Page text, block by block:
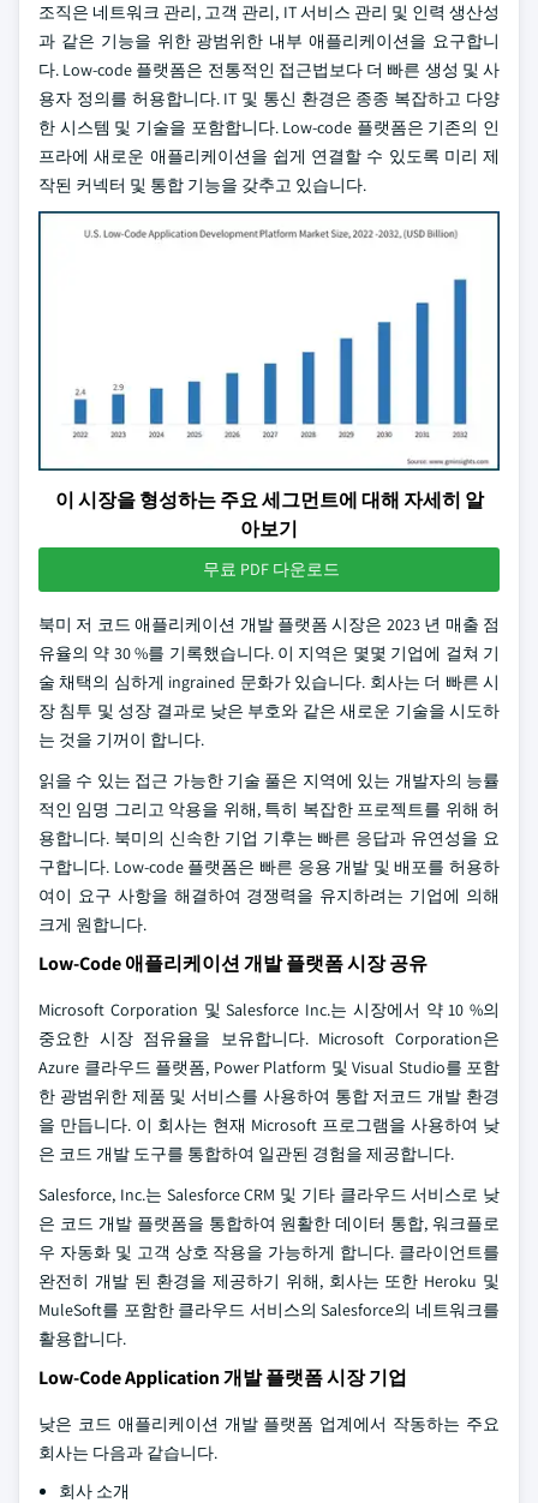
조직은 네트워크 관리, 고객 관리, IT 서비스 관리 및 인력 생산성
과 같은 기능을 위한 광범위한 내부 애플리케이션을 요구합니
다. Low-code 플랫폼은 전통적인 접근법보다 더 빠른 생성 및 사
용자 정의를 허용합니다. IT 및 통신 환경은 종종 복잡하고 다양
한 시스템 및 기술을 포함합니다. Low-code 플랫폼은 기존의 인
프라에 새로운 애플리케이션을 쉽게 연결할 수 있도록 미리 제
작된 커넥터 및 통합 기능을 갖추고 있습니다.
이 시장을 형성하는 주요 세그먼트에 대해 자세히 알
아보기
무료 PDF 다운로드
북미 저 코드 애플리케이션 개발 플랫폼 시장은 2023 년 매출 점
유율의 약 30 %를 기록했습니다. 이 지역은 몇몇 기업에 걸쳐 기
술 채택의 심하게 ingrained 문화가 있습니다. 회사는 더 빠른 시
장 침투 및 성장 결과로 낮은 부호와 같은 새로운 기술을 시도하
는 것을 기꺼이 합니다.
읽을 수 있는 접근 가능한 기술 풀은 지역에 있는 개발자의 능률
적인 임명 그리고 악용을 위해, 특히 복잡한 프로젝트를 위해 허
용합니다. 북미의 신속한 기업 기후는 빠른 응답과 유연성을 요
구합니다. Low-code 플랫폼은 빠른 응용 개발 및 배포를 허용하
여이 요구 사항을 해결하여 경쟁력을 유지하려는 기업에 의해
크게 원합니다.
Low-Code 애플리케이션 개발 플랫폼 시장 공유
Microsoft Corporation 및 Salesforce Inc.는 시장에서 약 10 %의
중요한 시장 점유율을 보유합니다. Microsoft Corporation은
Azure 클라우드 플랫폼, Power Platform 및 Visual Studio를 포함
한 광범위한 제품 및 서비스를 사용하여 통합 저코드 개발 환경
을 만듭니다. 이 회사는 현재 Microsoft 프로그램을 사용하여 낮
은 코드 개발 도구를 통합하여 일관된 경험을 제공합니다.
Salesforce, Inc.는 Salesforce CRM 및 기타 클라우드 서비스로 낮
은 코드 개발 플랫폼을 통합하여 원활한 데이터 통합, 워크플로
우 자동화 및 고객 상호 작용을 가능하게 합니다. 클라이언트를
완전히 개발 된 환경을 제공하기 위해, 회사는 또한 Heroku 및
MuleSoft를 포함한 클라우드 서비스의 Salesforce의 네트워크를
활용합니다.
Low-Code Application 개발 플랫폼 시장 기업
낮은 코드 애플리케이션 개발 플랫폼 업계에서 작동하는 주요
회사는 다음과 같습니다.
회사 소개